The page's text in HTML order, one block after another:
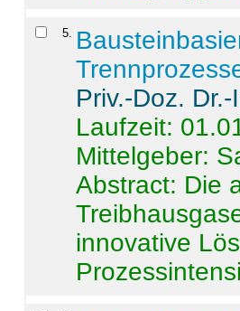
5
Priv.-Doz.
Laufzeit:
Mittelgeber:
Abstract: Die
innovative